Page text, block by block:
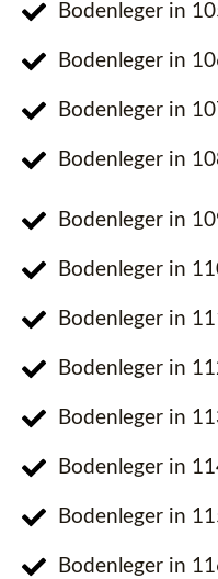
Bodenleger in
Bodenleger in
Bodenleger in
Bodenleger in
Bodenleger in
Bodenleger in
Bodenleger in
Bodenleger in
Bodenleger in
Bodenleger in
Bodenleger in
Bodenleger in